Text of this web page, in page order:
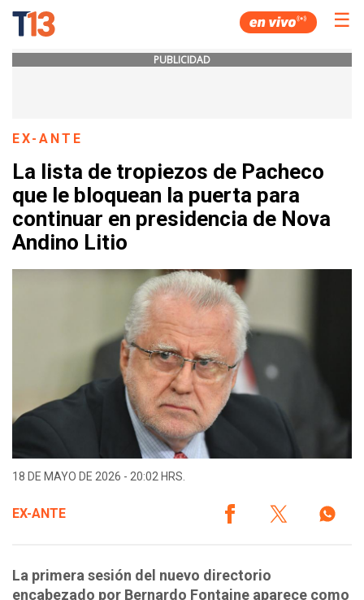
☰
PUBLICIDAD
EX-ANTE
La lista de tropiezos de Pacheco
que le bloquean la puerta para
continuar en presidencia de Nova
Andino Litio
18 DE MAYO DE 2026 - 20:02 HRS.
EX-ANTE
La primera sesión del nuevo directorio
encabezado por Bernardo Fontaine aparece como